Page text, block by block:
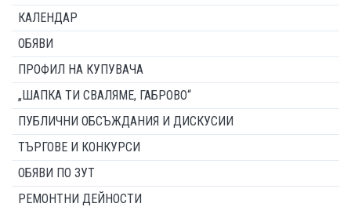
КАЛЕНДАР
ОБЯВИ
ПРОФИЛ НА КУПУВАЧА
„ШАПКА ТИ СВАЛЯМЕ, ГАБРОВО“
ПУБЛИЧНИ ОБСЪЖДАНИЯ И ДИСКУСИИ
ТЪРГОВЕ И КОНКУРСИ
ОБЯВИ ПО ЗУТ
РЕМОНТНИ ДЕЙНОСТИ